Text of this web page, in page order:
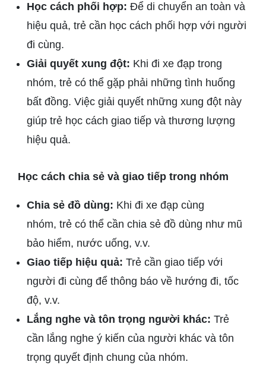
Học cách phối hợp: Để di chuyển an toàn và
hiệu quả, trẻ cần học cách phối hợp với người
đi cùng.
Giải quyết xung đột: Khi đi xe đạp trong
nhóm, trẻ có thể gặp phải những tình huống
bất đồng. Việc giải quyết những xung đột này
giúp trẻ học cách giao tiếp và thương lượng
hiệu quả.
Học cách chia sẻ và giao tiếp trong nhóm
Chia sẻ đồ dùng: Khi đi xe đạp cùng
nhóm, trẻ có thể cần chia sẻ đồ dùng như mũ
bảo hiểm, nước uống, v.v.
Giao tiếp hiệu quả: Trẻ cần giao tiếp với
người đi cùng để thông báo về hướng đi, tốc
độ, v.v.
Lắng nghe và tôn trọng người khác: Trẻ
cần lắng nghe ý kiến của người khác và tôn
trọng quyết định chung của nhóm.